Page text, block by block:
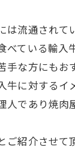
は流通されて
べている輸入
手な方にもお
牛に対するイ
人であり焼肉
ご紹介させて